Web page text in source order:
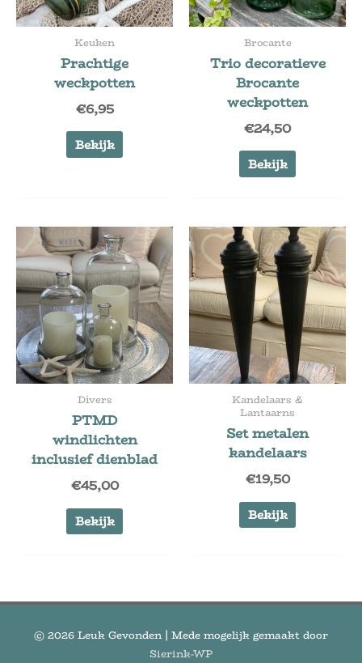
Keuken
Prachtige
weckpotten
€6,95
Bekijk
Brocante
Trio decoratieve
Brocante
weckpotten
€24,50
Bekijk
Divers
PTMD
windlichten
inclusief dienblad
€45,00
Bekijk
Kandelaars &
Lantaarns
Set metalen
kandelaars
€19,50
Bekijk
© 2026 Leuk Gevonden | Mede mogelijk gemaakt door
Sierink-WP